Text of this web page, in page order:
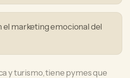
el marketing emocional del
y turismo, tiene pymes que